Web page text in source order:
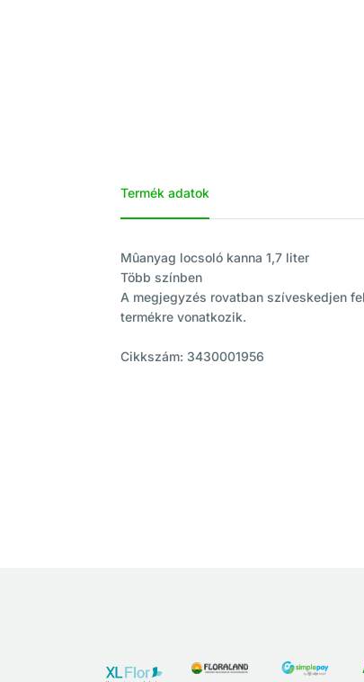
Termék adatok
Mûanyag locsoló kanna 1,7 liter
Több színben
A megjegyzés rovatban szíveskedjen
termékre vonatkozik.
Cikkszám: 3430001956